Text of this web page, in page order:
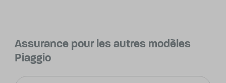
Assurance pour les autres modèles
Piaggio